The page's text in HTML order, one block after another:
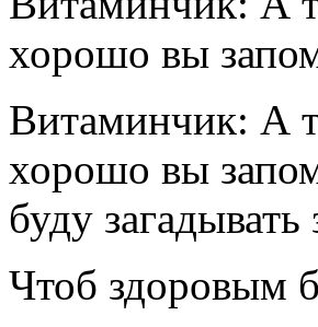
хорошо вы
Витаминчик: А
хорошо вы
буду
Чтоб здоровым